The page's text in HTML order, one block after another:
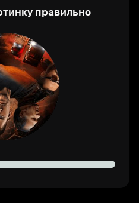
правильно